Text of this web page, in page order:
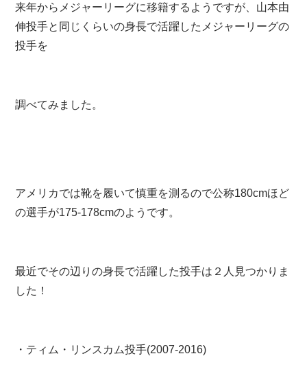
来年からメジャーリーグに移籍するようですが、山本由
伸投手と同じくらいの身長で活躍したメジャーリーグの
投手を
調べてみました。
アメリカでは靴を履いて慎重を測るので公称180cmほど
の選手が175-178cmのようです。
最近でその辺りの身長で活躍した投手は２人見つかりま
した！
・ティム・リンスカム投手(2007-2016)